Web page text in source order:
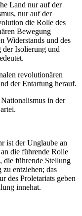
Land nur auf der
nur auf der
die Rolle des
Bewegung
Widerstands und des
der Isolierung und
revolutionären
der Entartung herauf.
in der
ist der Unglaube an
die führende Rolle
die führende Stellung
entziehen; das
des Proletariats geben
innehat.